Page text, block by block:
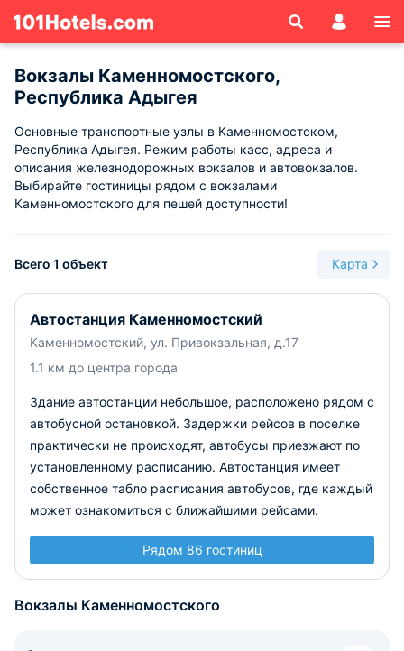
Вокзалы Каменномостского,
Республика Адыгея
Основные транспортные узлы в Каменномостском,
Республика Адыгея. Режим работы касс, адреса и
описания железнодорожных вокзалов и автовокзалов.
Выбирайте гостиницы рядом с вокзалами
Каменномостского для пешей доступности!
Всего 1 объект Карта
Автостанция Каменномостский
Каменномостский, ул. Привокзальная, д.17
1.1 км до центра города
Здание автостанции небольшое, расположено рядом с
автобусной остановкой. Задержки рейсов в поселке
практически не происходят, автобусы приезжают по
установленному расписанию. Автостанция имеет
собственное табло расписания автобусов, где каждый
может ознакомиться с ближайшими рейсами.
Рядом 86 гостиниц
Вокзалы Каменномостского